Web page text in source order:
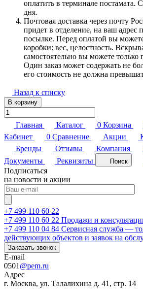
оплатить в терминале постамата.
дня.
Почтовая доставка через почту
придет в отделение, на ваш адрес
посылке. Перед оплатой вы
коробки: вес, целостность.
самостоятельно вы можете только
Один заказ может содержать не
его стоимость не должна
Назад к списку
В корзину
Главная Каталог 0 Корзина
Кабинет
0 Сравнение Акции
Бренды
Отзывы Компания
Документы
Реквизиты Поиск
Подписаться
на новости и акции
+7 499 110 60 22
+7 499 110 60 22 Продажи и
+7 499 110 04 84 Сервисная служба —
действующих объектов и заявок на
Заказать звонок
E-mail
0501 @pem.ru
Адрес
г. Москва, ул. Талалихина д. 41, стр. 14